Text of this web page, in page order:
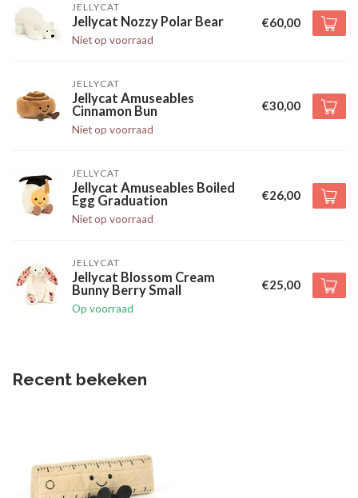
JELLYCAT
Jellycat Nozzy Polar Bear
Niet op voorraad
€60,00
JELLYCAT
Jellycat Amuseables
Cinnamon Bun
Niet op voorraad
€30,00
JELLYCAT
Jellycat Amuseables Boiled
Egg Graduation
Niet op voorraad
€26,00
JELLYCAT
Jellycat Blossom Cream
Bunny Berry Small
Op voorraad
€25,00
Recent bekeken